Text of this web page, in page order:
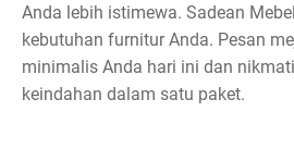
Anda lebih istimewa. Sadean
kebutuhan furnitur Anda. Pesan
minimalis Anda hari ini dan
keindahan dalam satu paket.